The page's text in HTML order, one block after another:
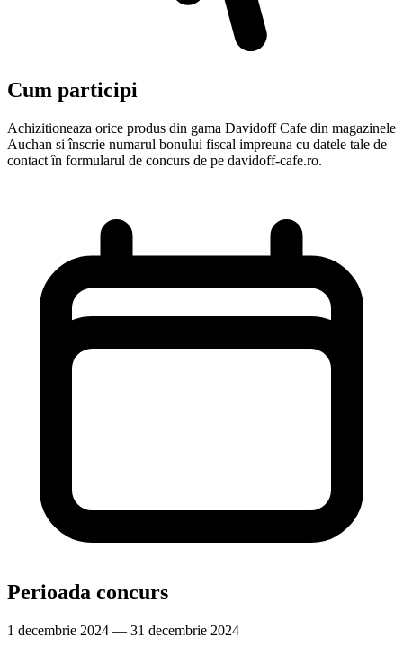
Cum participi
Achizitioneaza orice produs din gama Davidoff Cafe din magazinele
Auchan si înscrie numarul bonului fiscal impreuna cu datele tale de
contact în formularul de concurs de pe davidoff-cafe.ro.
Perioada concurs
1 decembrie 2024 — 31 decembrie 2024